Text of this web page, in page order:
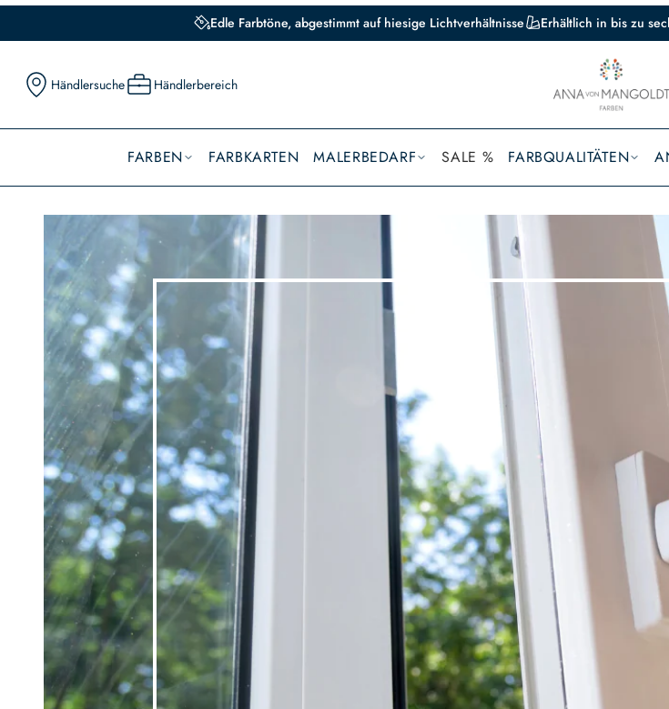
Edle Farbtöne, abgestimmt auf hiesige Lichtverhältnisse Erhältlich in bis zu
Händlersuche Händlerbereich
FARBEN FARBKARTEN MALERBEDARF SALE % FARBQUALITÄTEN